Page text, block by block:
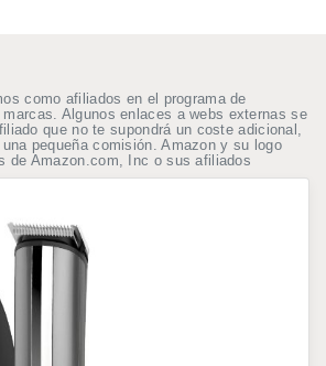
como afiliados en el programa de
Algunos enlaces a webs externas se
que no te supondrá un coste adicional,
pequeña comisión. Amazon y su logo
de Amazon.com, Inc o sus afiliados